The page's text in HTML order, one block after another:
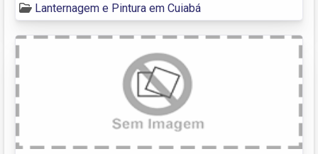
Lanternagem e Pintura em Cuiabá